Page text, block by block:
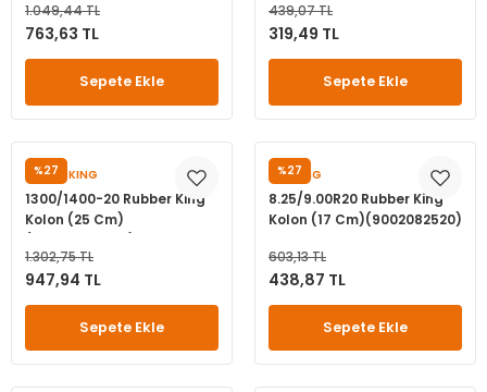
1.049,44 TL
763,63 TL
Sepete Ekle
439,07 TL
319,49 TL
Sepete Ekle
%27
RUBBERKING
1300/1400-20 Rubber King
Kolon (25 Cm)
1.302,75 TL
947,94 TL
Sepete Ekle
%27
TIREKING
8.25/9.00R20 Rubber King
Kolon (17 Cm)(9002082520)
603,13 TL
438,87 TL
Sepete Ekle